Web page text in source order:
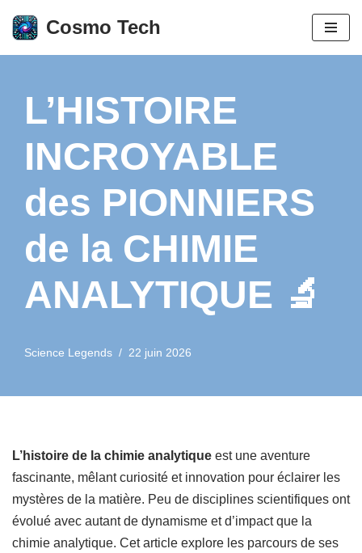
Aller
Cosmo Tech
L’HISTOIRE
INCROYABLE
des PIONNIERS
de la CHIMIE
ANALYTIQUE 🔬
Science Legends 22 juin 2026
L’histoire de la chimie analytique est une aventure
fascinante, mêlant curiosité et innovation pour éclairer les
mystères de la matière. Peu de disciplines scientifiques ont
évolué avec autant de dynamisme et d’impact que la
chimie analytique. Cet article explore les parcours de ses